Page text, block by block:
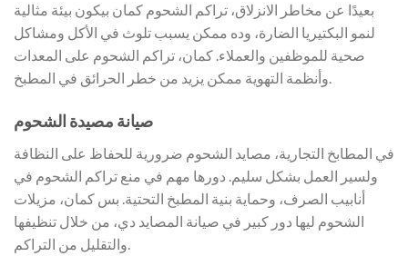
بعيدًا عن مخاطر الانزلاق، تراكم الشحوم كمان بيكون بيئة مثالية
لنمو البكتيريا الضارة، وده ممكن يسبب تلوث في الأكل ومشاكل
صحية للموظفين والعملاء. كمان، تراكم الشحوم على المعدات
وأنظمة التهوية ممكن يزيد من خطر الحرائق في المطبخ.
صيانة مصيدة الشحوم
في المطابخ التجارية، مصايد الشحوم ضرورية للحفاظ على النظافة
ولسير العمل بشكل سليم. دورها مهم في منع تراكم الشحوم في
أنابيب الصرف، وحماية بنية المطبخ التحتية. بس كمان، مزيلات
الشحوم ليها دور كبير في صيانة المصايد دي، من خلال تنظيفها
والتقليل من التراكم.